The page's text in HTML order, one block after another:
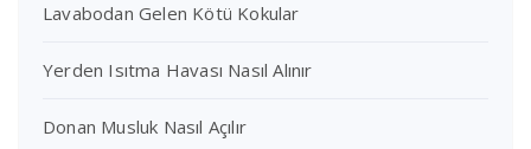
Lavabodan Gelen Kötü Kokular
Yerden Isıtma Havası Nasıl Alınır
Donan Musluk Nasıl Açılır